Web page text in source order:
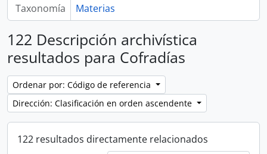
Taxonomía Materias
122 Descripción archivística
resultados para Cofradías
Ordenar por: Código de referencia
Dirección: Clasificación en orden ascendente
122 resultados directamente relacionados